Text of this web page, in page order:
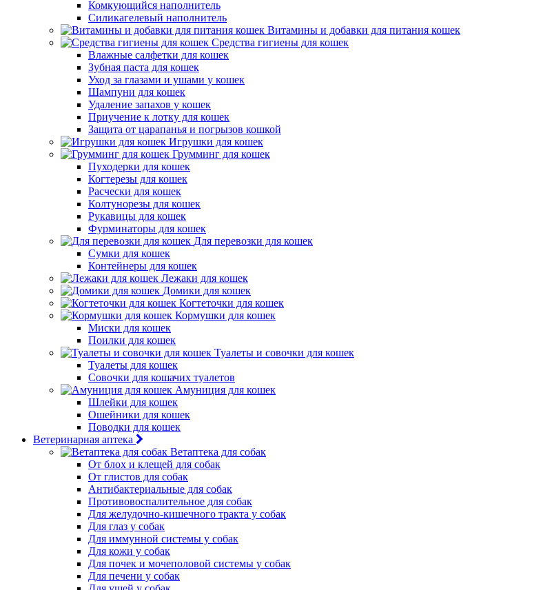
Комкующийся наполнитель
Силикагелевый наполнитель
Витамины и добавки для питания кошек
Средства гигиены для кошек
Влажные салфетки для кошек
Зубная паста для кошек
Уход за глазами и ушами у кошек
Шампуни для кошек
Удаление запахов у кошек
Приучение к лотку для кошек
Защита от царапанья и погрызов кошкой
Игрушки для кошек
Грумминг для кошек
Пуходерки для кошек
Когтерезы для кошек
Расчески для кошек
Колтунорезы для кошек
Рукавицы для кошек
Фурминаторы для кошек
Для перевозки для кошек
Сумки для кошек
Контейнеры для кошек
Лежаки для кошек
Домики для кошек
Когтеточки для кошек
Кормушки для кошек
Миски для кошек
Поилки для кошек
Туалеты и совочки для кошек
Туалеты для кошек
Совочки для кошачих туалетов
Амуниция для кошек
Шлейки для кошек
Ошейники для кошек
Поводки для кошек
Ветеринарная аптека
Ветаптека для собак
От блох и клещей для собак
От глистов для собак
Антибактериальные для собак
Противовоспалительное для собак
Для желудочно-кишечного тракта у собак
Для глаз у собак
Для иммунной системы у собак
Для кожи у собак
Для почек и мочеполовой системы у собак
Для печени у собак